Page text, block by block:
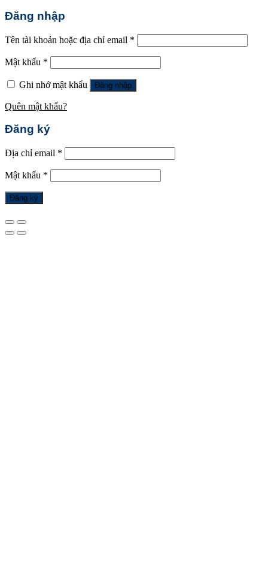
Đăng nhập
Tên tài khoản hoặc địa chỉ email *
Mật khẩu *
Ghi nhớ mật khẩu Đăng nhập
Quên mật khẩu?
Đăng ký
Địa chỉ email *
Mật khẩu *
Đăng ký